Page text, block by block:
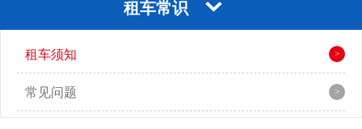
租车常识
租车须知
常见问题